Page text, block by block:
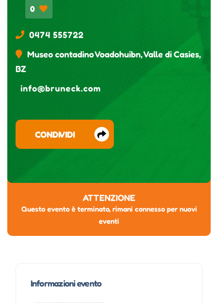
0
0474 555722
Museo contadino Voadohuibn, Valle di Casies,
BZ
info@bruneck.com
CONDIVIDI
ATTENZIONE
Questo evento è terminato, rimani connesso per nuovi
eventi
Informazioni evento